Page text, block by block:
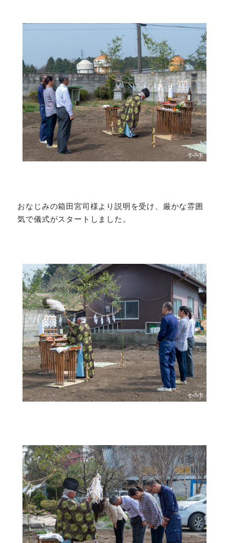
おなじみの箱田宮司様より説明を受け、厳かな雰囲
気で儀式がスタートしました。